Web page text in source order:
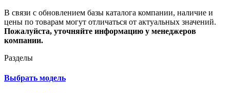
В связи с обновлением базы каталога компании, наличие и
цены по товарам могут отличаться от актуальных значений.
Пожалуйста, уточняйте информацию у менеджеров
компании.
Разделы
Выбрать модель